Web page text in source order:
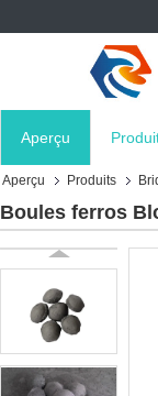
Aperçu
Aperçu Produits
Boules ferros